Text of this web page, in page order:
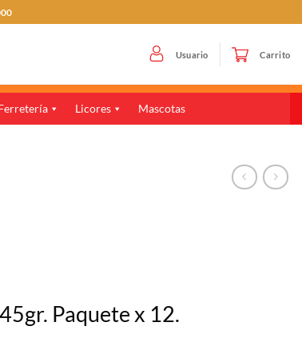
Usuario Carrito
Licores Mascotas
Paquete x 12.